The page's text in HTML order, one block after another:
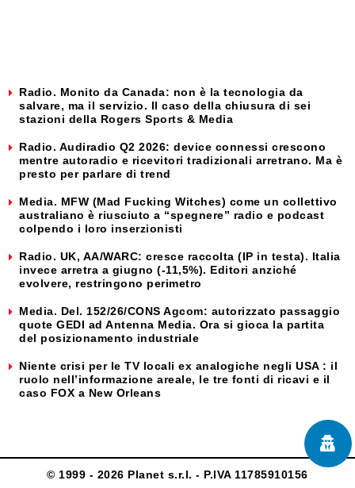
Radio. Monito da Canada: non è la tecnologia da
salvare, ma il servizio. Il caso della chiusura di sei
stazioni della Rogers Sports & Media
Radio. Audiradio Q2 2026: device connessi crescono
mentre autoradio e ricevitori tradizionali arretrano. Ma è
presto per parlare di trend
Media. MFW (Mad Fucking Witches) come un collettivo
australiano è riusciuto a “spegnere” radio e podcast
colpendo i loro inserzionisti
Radio. UK, AA/WARC: cresce raccolta (IP in testa). Italia
invece arretra a giugno (-11,5%). Editori anziché
evolvere, restringono perimetro
Media. Del. 152/26/CONS Agcom: autorizzato passaggio
quote GEDI ad Antenna Media. Ora si gioca la partita
del posizionamento industriale
Niente crisi per le TV locali ex analogiche negli USA : il
ruolo nell’informazione areale, le tre fonti di ricavi e il
caso FOX a New Orleans
© 1999 - 2026 Planet s.r.l. - P.IVA 11785910156